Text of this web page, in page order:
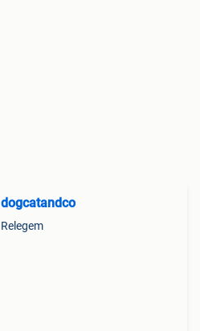
dogcatandco
Relegem